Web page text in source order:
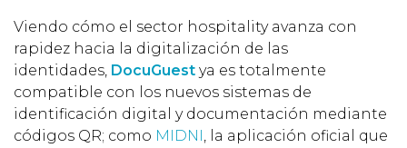
Viendo cómo el sector hospitality avanza con
rapidez hacia la digitalización de las
identidades, DocuGuest ya es totalmente
compatible con los nuevos sistemas de
identificación digital y documentación mediante
códigos QR; como MIDNI, la aplicación oficial que